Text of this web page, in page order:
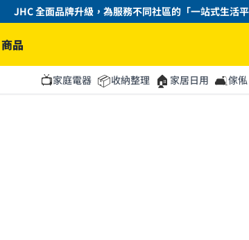
JHC 全面品牌升級，為服務不同社區的「一站式生活平
商品
📺家庭電器 📦收納整理 🏠 家居日用 🛋️傢俬